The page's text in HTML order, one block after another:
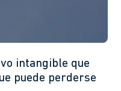
intangible que
puede perderse